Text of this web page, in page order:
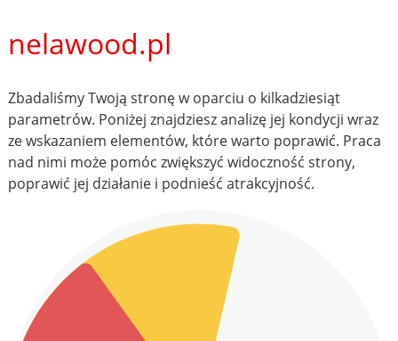
nelawood.pl
Zbadaliśmy Twoją stronę w oparciu o kilkadziesiąt
parametrów. Poniżej znajdziesz analizę jej kondycji wraz
ze wskazaniem elementów, które warto poprawić. Praca
nad nimi może pomóc zwiększyć widoczność strony,
poprawić jej działanie i podnieść atrakcyjność.